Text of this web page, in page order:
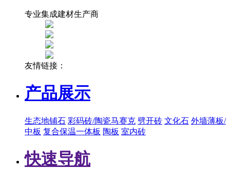
专业集成建材生产商
友情链接：
产品展示
生态地铺石 彩码砖/陶瓷马赛克 劈开砖 文化石 外墙薄板/
中板 复合保温一体板 陶板 室内砖
快速导航